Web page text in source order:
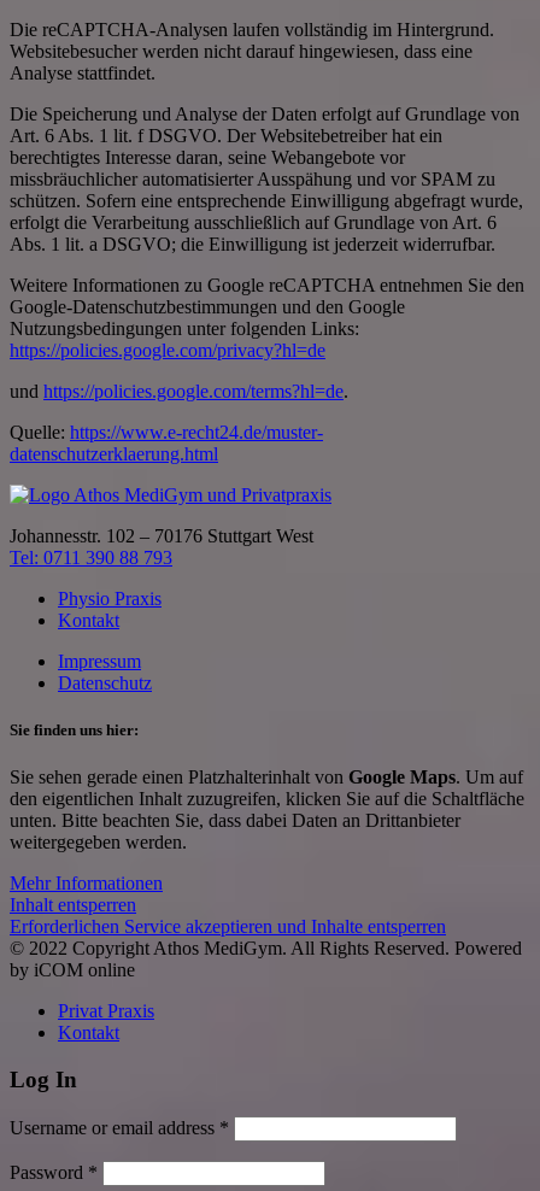
Die reCAPTCHA-Analysen laufen vollständig im Hintergrund.
Websitebesucher werden nicht darauf hingewiesen, dass eine
Analyse stattfindet.
Die Speicherung und Analyse der Daten erfolgt auf Grundlage von
Art. 6 Abs. 1 lit. f DSGVO. Der Websitebetreiber hat ein
berechtigtes Interesse daran, seine Webangebote vor
missbräuchlicher automatisierter Ausspähung und vor SPAM zu
schützen. Sofern eine entsprechende Einwilligung abgefragt wurde,
erfolgt die Verarbeitung ausschließlich auf Grundlage von Art. 6
Abs. 1 lit. a DSGVO; die Einwilligung ist jederzeit widerrufbar.
Weitere Informationen zu Google reCAPTCHA entnehmen Sie den
Google-Datenschutzbestimmungen und den Google
Nutzungsbedingungen unter folgenden Links:
https://policies.google.com/privacy?hl=de
und https://policies.google.com/terms?hl=de.
Quelle: https://www.e-recht24.de/muster-
datenschutzerklaerung.html
Johannesstr. 102 – 70176 Stuttgart West
Tel: 0711 390 88 793
Physio Praxis
Kontakt
Impressum
Datenschutz
Sie finden uns hier:
Sie sehen gerade einen Platzhalterinhalt von Google Maps. Um auf
den eigentlichen Inhalt zuzugreifen, klicken Sie auf die Schaltfläche
unten. Bitte beachten Sie, dass dabei Daten an Drittanbieter
weitergegeben werden.
Mehr Informationen
Inhalt entsperren
Erforderlichen Service akzeptieren und Inhalte entsperren
© 2022 Copyright Athos MediGym. All Rights Reserved. Powered
by iCOM online
Privat Praxis
Kontakt
Log In
Username or email address *
Password *